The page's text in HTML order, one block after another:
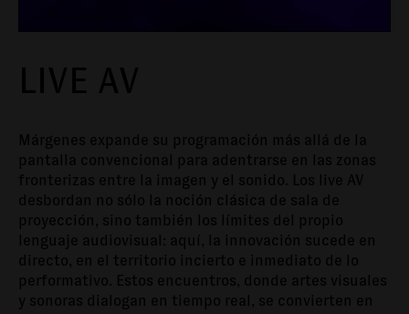
LIVE AV
Márgenes expande su programación más allá de la
pantalla convencional para adentrarse en las zonas
fronterizas entre la imagen y el sonido. Los live AV
desbordan no sólo la noción clásica de sala de
proyección, sino también los límites del propio
lenguaje audiovisual: aquí, la innovación sucede en
directo, en el territorio incierto e inmediato de lo
performativo. Estos encuentros, donde artes visuales
y sonoras dialogan en tiempo real, se convierten en